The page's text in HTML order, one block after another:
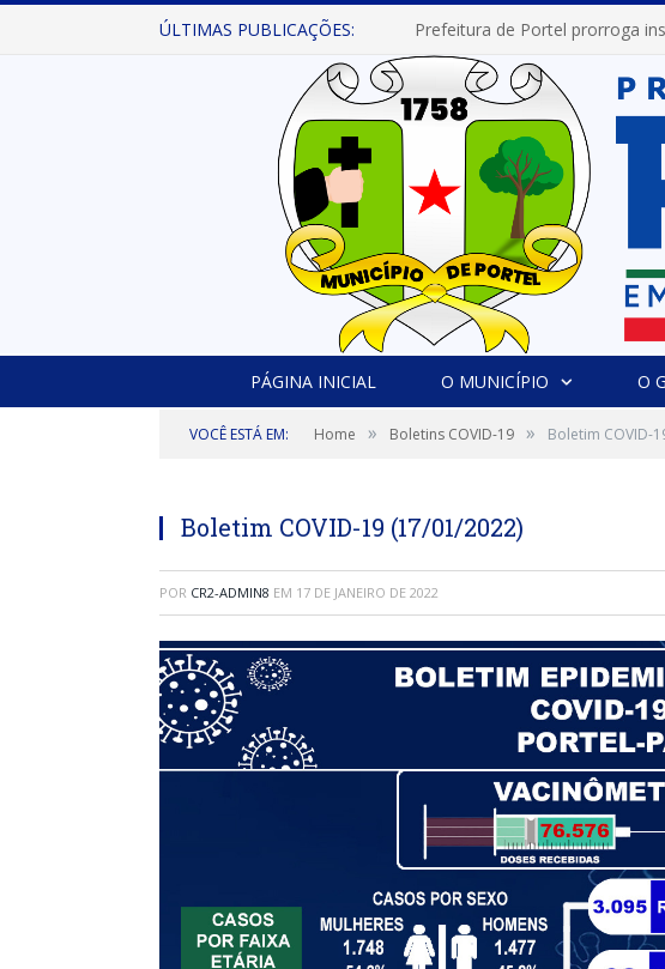
ÚLTIMAS PUBLICAÇÕES:
PÁGINA INICIAL O MUNICÍPIO O
VOCÊ ESTÁ EM: Home » Boletins COVID-19 » Boletim COVID-
Boletim COVID-19 (17/01/2022)
POR CR2-ADMIN8 EM 17 DE JANEIRO DE 2022